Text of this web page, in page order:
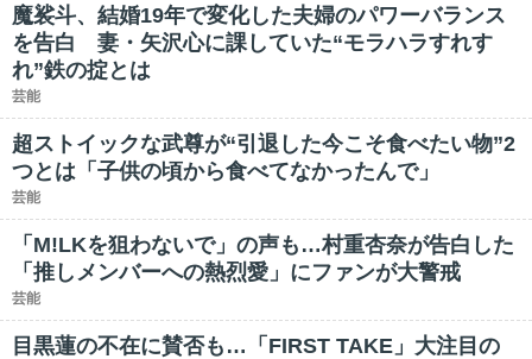
魔裟斗、結婚19年で変化した夫婦のパワーバランス
を告白 妻・矢沢心に課していた“モラハラすれす
れ”鉄の掟とは
芸能
超ストイックな武尊が“引退した今こそ食べたい物”2
つとは「子供の頃から食べてなかったんで」
芸能
「M!LKを狙わないで」の声も…村重杏奈が告白した
「推しメンバーへの熱烈愛」にファンが大警戒
芸能
目黒蓮の不在に賛否も…「FIRST TAKE」大注目の